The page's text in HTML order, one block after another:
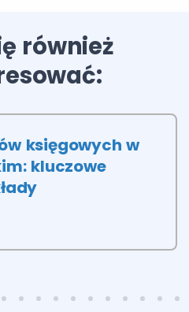
również
księgowych w
kluczowe